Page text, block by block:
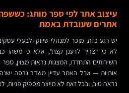
עיצוב אתר לפי ספר מותג:
אתרים שעובדת באמת
יש רגע כזה, מוכר למנהלי שיווק ולבעלי
לא כי “צריך לרענן קצת”, אלא כי
השירותים התחדדו, המצגות נראות מצוין,
אותיות — אבל האתר עדיין משדר גרסה
נראה טוב, ובכל זאת לא מייצר מספיק פניות,